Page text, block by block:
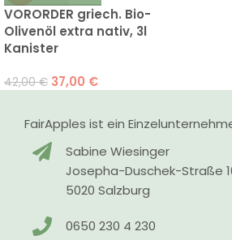
VORORDER griech. Bio-
Olivenöl extra nativ, 3l
Kanister
42,00€ 37,00 €
FairApples ist ein
Sabine Wiesinger
Josepha-Duschek-Straße
5020 Salzburg
0650 230 4 230